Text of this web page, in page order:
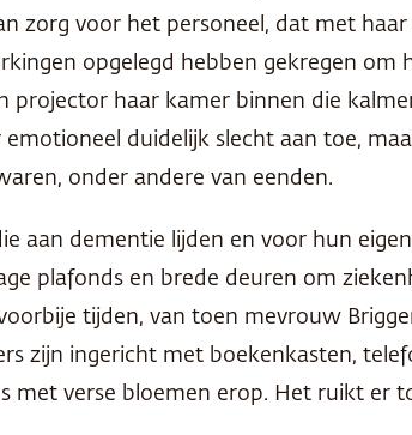
zorg voor het personeel, dat met
opgelegd hebben gekregen
haar kamer binnen die
duidelijk slecht aan toe,
onder andere van eenden.
aan dementie lijden en voor hun
plafonds en brede deuren om
tijden, van toen mevrouw
zijn ingericht met boekenkasten,
met verse bloemen erop. Het ruikt er